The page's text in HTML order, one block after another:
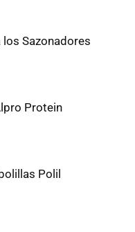
Sazonadores
Protein
Polil